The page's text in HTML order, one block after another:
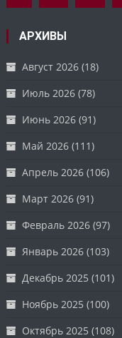
АРХИВЫ
Август 2026 (18)
Июль 2026 (78)
Июнь 2026 (91)
Май 2026 (111)
Апрель 2026 (106)
Март 2026 (91)
Февраль 2026 (97)
Январь 2026 (103)
Декабрь 2025 (101)
Ноябрь 2025 (100)
Октябрь 2025 (108)